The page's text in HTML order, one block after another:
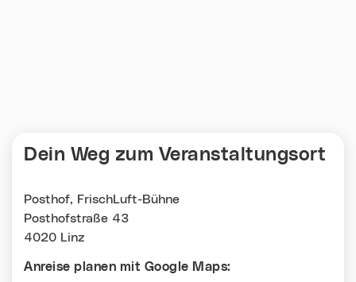
Dein Weg zum Veranstaltungsort
Posthof, FrischLuft-Bühne
Posthofstraße 43
4020 Linz
Anreise planen mit Google Maps: